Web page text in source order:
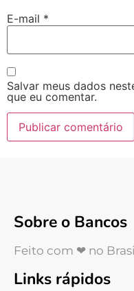
E-mail *
Salvar meus dados
que eu comentar.
Sobre o Bancos
Feito com ❤ no
Links rápidos